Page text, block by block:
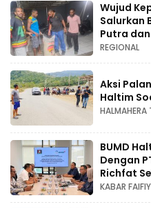
Wujud
Salurkan
Putra
REGIONAL
Aksi
Haltim
HALMAHERA
BUMD
Dengan
Richfat
KABAR